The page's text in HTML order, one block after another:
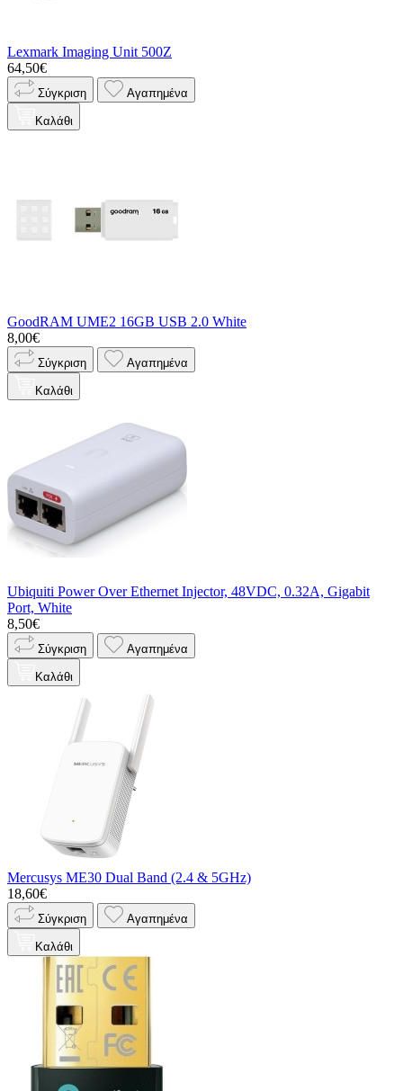
Lexmark Imaging Unit 500Z
64,50€
Σύγκριση Αγαπημένα
Καλάθι
GoodRAM UME2 16GB USB 2.0 White
8,00€
Σύγκριση Αγαπημένα
Καλάθι
Ubiquiti Power Over Ethernet Injector, 48VDC, 0.32A, Gigabit
Port, White
8,50€
Σύγκριση Αγαπημένα
Καλάθι
Mercusys ME30 Dual Band (2.4 & 5GHz)
18,60€
Σύγκριση Αγαπημένα
Καλάθι